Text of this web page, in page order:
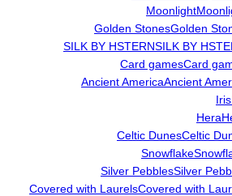
Moonlight
Golden Stones
SILK BY HSTERN
Card games
Ancient America
Iris
Hera
Celtic Dunes
Snowflake
Silver Pebbles
Covered with Laurels